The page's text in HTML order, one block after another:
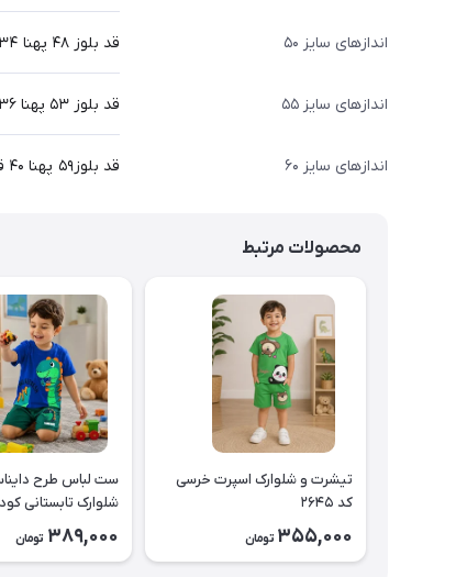
اندازهای سایز ۵۰ قد بلوز ۴۸ پهنا ۳۴قد آستین ۴۲ قد شلوار ۷۲سانت
اندازهای سایز ۵۵ قد بلوز ۵۳ پهنا ۳۶ قد آستین ۴۷ قد شلوار ۷۸ سانت
اندازهای سایز ۶۰ قد بلوز۵۹ پهنا ۴۰ قد آستین ۵۱ قد شلوار ۸۸ سانت
محصولات مرتبط
تیشرت و شلوارک اسپرت خرسی
کد ۲۶۴۵
355,000 تومان
شلوارک تابستانی کودک
389,000 تومان